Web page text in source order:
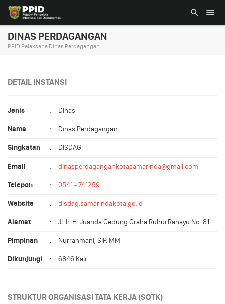
DINAS PERDAGANGAN
PPID Pelaksana Dinas Perdagangan
DETAIL INSTANSI
Jenis : Dinas
Nama : Dinas Perdagangan
Singkatan : DISDAG
Email : dinasperdagangankotasamarinda@gmail.com
Telepon : 0541 - 741259
Website : disdag.samarindakota.go.id
Alamat : Jl. Ir. H. Juanda Gedung Graha Ruhui Rahayu No. 81
Pimpinan : Nurrahmani, SIP, MM
Dikunjungi : 6846 Kali
STRUKTUR ORGANISASI TATA KERJA (SOTK)